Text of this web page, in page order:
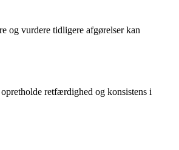
og vurdere tidligere afgørelser kan
retfærdighed og konsistens i